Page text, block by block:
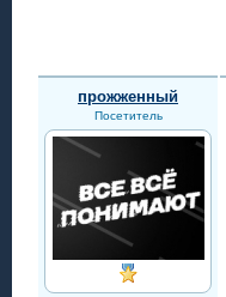
прожженный
Посетитель